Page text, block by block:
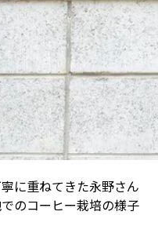
に重ねてきた永野さん
のコーヒー栽培の様子